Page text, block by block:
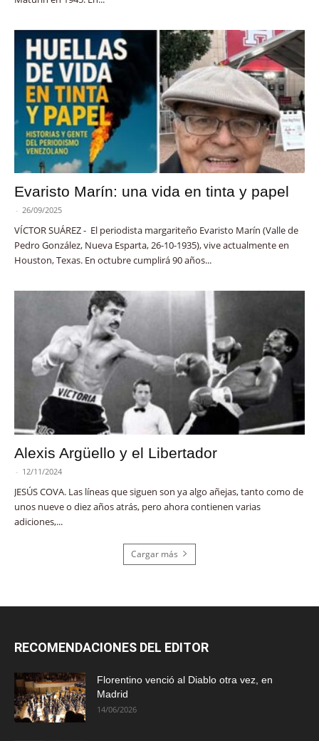
Evaristo Marín: una vida en tinta y papel
- 26/09/2025
VÍCTOR SUÁREZ - El periodista margariteño Evaristo Marín (Valle de
Pedro González, Nueva Esparta, 26-10-1935), vive actualmente en
Houston, Texas. En octubre cumplirá 90 años...
Alexis Argüello y el Libertador
- 12/11/2024
JESÚS COVA. Las líneas que siguen son ya algo añejas, tanto como de
unos nueve o diez años atrás, pero ahora contienen varias
adiciones,...
Cargar más
RECOMENDACIONES DEL EDITOR
Florentino venció al Diablo otra vez, en
Madrid
14/06/2026